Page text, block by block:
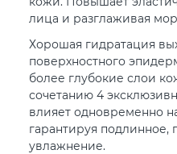
лица и разглаживая
Хорошая гидратация
поверхностного
более глубокие слои
сочетанию 4
влияет одновременно
гарантируя подлинное,
увлажнение.